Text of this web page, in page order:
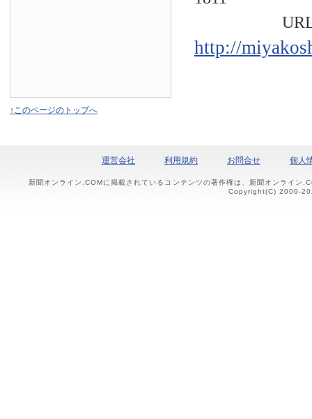
URL
http://
↑このページのトップへ
運営会社 利用規約 お問合せ 個人
新聞オンライン.COMに掲載されているコンテンツの著作権は、新聞オンライン
Copyright(C) 2009-